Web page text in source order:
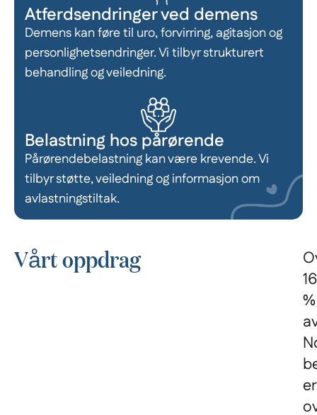
Atferdsendringer ved demens
Demens kan føre til uro, forvirring, agitasjon og
personlighetsendringer. Vi tilbyr strukturert
behandling og veiledning.
Belastning hos pårørende
Pårørendebelastning kan være krevende. Vi
tilbyr støtte, veiledning og informasjon om
avlastningstiltak.
Vårt oppdrag
16
%
er